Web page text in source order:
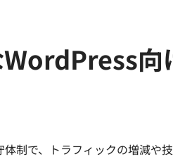
向
制で、トラフィックの増減や